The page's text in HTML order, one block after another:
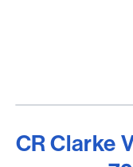
CR Clarke